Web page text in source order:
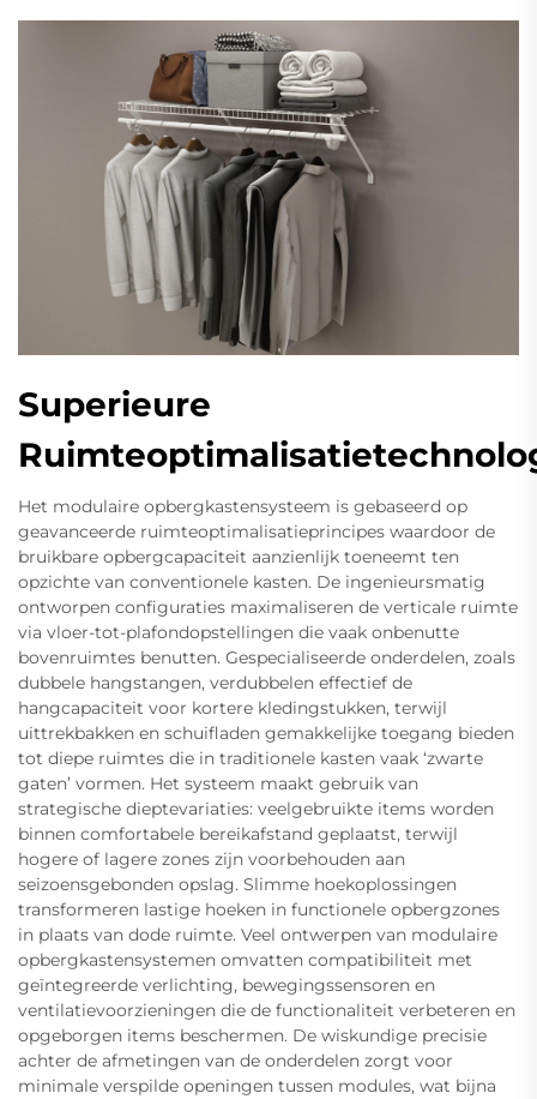
Superieure
Het modulaire opbergkastensysteem is gebaseerd op
geavanceerde ruimteoptimalisatieprincipes waardoor de
bruikbare opbergcapaciteit aanzienlijk toeneemt ten
opzichte van conventionele kasten. De ingenieursmatig
ontworpen configuraties maximaliseren de verticale ruimte
via vloer-tot-plafondopstellingen die vaak onbenutte
bovenruimtes benutten. Gespecialiseerde onderdelen, zoals
dubbele hangstangen, verdubbelen effectief de
hangcapaciteit voor kortere kledingstukken, terwijl
uittrekbakken en schuifladen gemakkelijke toegang bieden
tot diepe ruimtes die in traditionele kasten vaak ‘zwarte
gaten’ vormen. Het systeem maakt gebruik van
strategische dieptevariaties: veelgebruikte items worden
binnen comfortabele bereikafstand geplaatst, terwijl
hogere of lagere zones zijn voorbehouden aan
seizoensgebonden opslag. Slimme hoekoplossingen
transformeren lastige hoeken in functionele opbergzones
in plaats van dode ruimte. Veel ontwerpen van modulaire
opbergkastensystemen omvatten compatibiliteit met
geïntegreerde verlichting, bewegingssensoren en
ventilatievoorzieningen die de functionaliteit verbeteren en
opgeborgen items beschermen. De wiskundige precisie
achter de afmetingen van de onderdelen zorgt voor
minimale verspilde openingen tussen modules, wat bijna